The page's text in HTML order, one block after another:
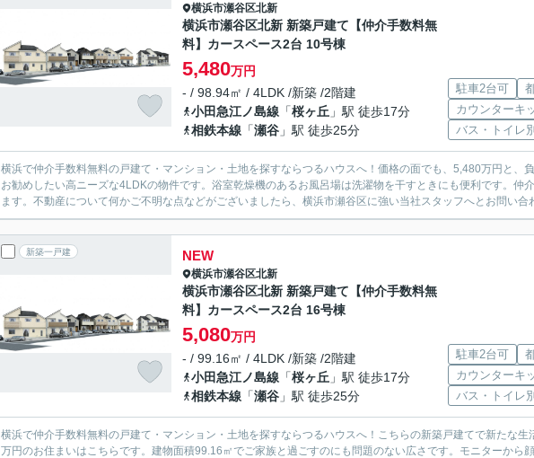
横浜市瀬谷区北新
横浜市瀬谷区北新 新築戸建て【仲介手数料無
料】カースペース2台 10号棟
5,480万円
- / 98.94㎡ / 4LDK /新築 /2階建
小田急江ノ島線 「桜ヶ丘 」駅 徒歩17分
相鉄本線 「瀬谷 」駅 徒歩25分
駐車2台可
カウンターキ
バス・トイレ別
横浜で仲介手数料無料の戸建て・マンション・土地を探すならつるハウスへ！価格の面でも、5,480万円と、
お勧めしたい高ニーズな4LDKの物件です。浴室乾燥機のあるお風呂場は洗濯物を干すときにも便利です。仲
ます。不動産について何かご不明な点などがございましたら、横浜市瀬谷区に強い当社スタッフへとお問い合
新築一戸建 NEW
横浜市瀬谷区北新
横浜市瀬谷区北新 新築戸建て【仲介手数料無
料】カースペース2台 16号棟
5,080万円
- / 99.16㎡ / 4LDK /新築 /2階建
小田急江ノ島線 「桜ヶ丘 」駅 徒歩17分
相鉄本線 「瀬谷 」駅 徒歩25分
駐車2台可
カウンターキ
バス・トイレ別
横浜で仲介手数料無料の戸建て・マンション・土地を探すならつるハウスへ！こちらの新築戸建てで新たな
万円のお住まいはこちらです。建物面積99.16㎡でご家族と過ごすのにも問題のない広さです。モニターから